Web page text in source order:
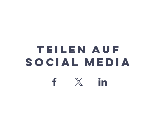
Teilen auf
Social Media